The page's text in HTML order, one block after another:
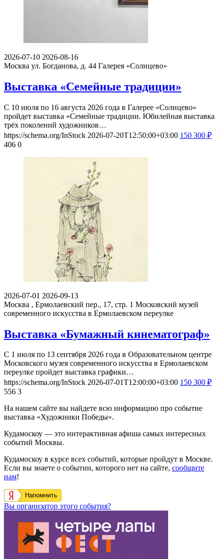
2026-07-10 2026-08-16
Москва ул. Богданова, д. 44 Галерея «Солнцево»
Выставка «Семейные традиции»
С 10 июля по 16 августа 2026 года в Галерее «Солнцево»
пройдет выставка «Семейные традиции. Юбилейная выставка
трёх поколений художников…
https://schema.org/InStock 2026-07-20T12:50:00+03:00 150 300 ₽
406 0
2026-07-01 2026-09-13
Москва , Ермолаевский пер., 17, стр. 1 Московский музей
современного искусства в Ермолаевском переулке
Выставка «Бумажный кинематограф»
С 1 июля по 13 сентября 2026 года в Образовательном центре
Московского музея современного искусства в Ермолаевском
переулке пройдет выставка графики…
https://schema.org/InStock 2026-07-01T12:00:00+03:00 150 300 ₽
556 3
На нашем сайте вы найдете всю информацию про событие
выставка «Художники Победы».
Кудамоскоу — это интерактивная афиша самых интересных
событий Москвы.
Кудамоскоу в курсе всех событий, которые пройдут в Москве.
Если вы знаете о событии, которого нет на сайте, сообщите
нам!
Напомнить
Вы организатор этого события?